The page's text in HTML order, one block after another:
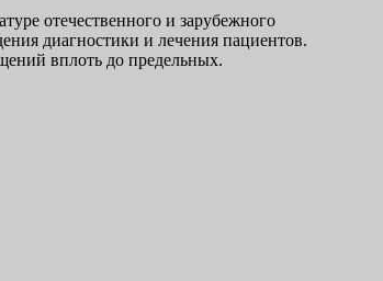
отечественного и зарубежного
диагностики и лечения пациентов.
вплоть до предельных.